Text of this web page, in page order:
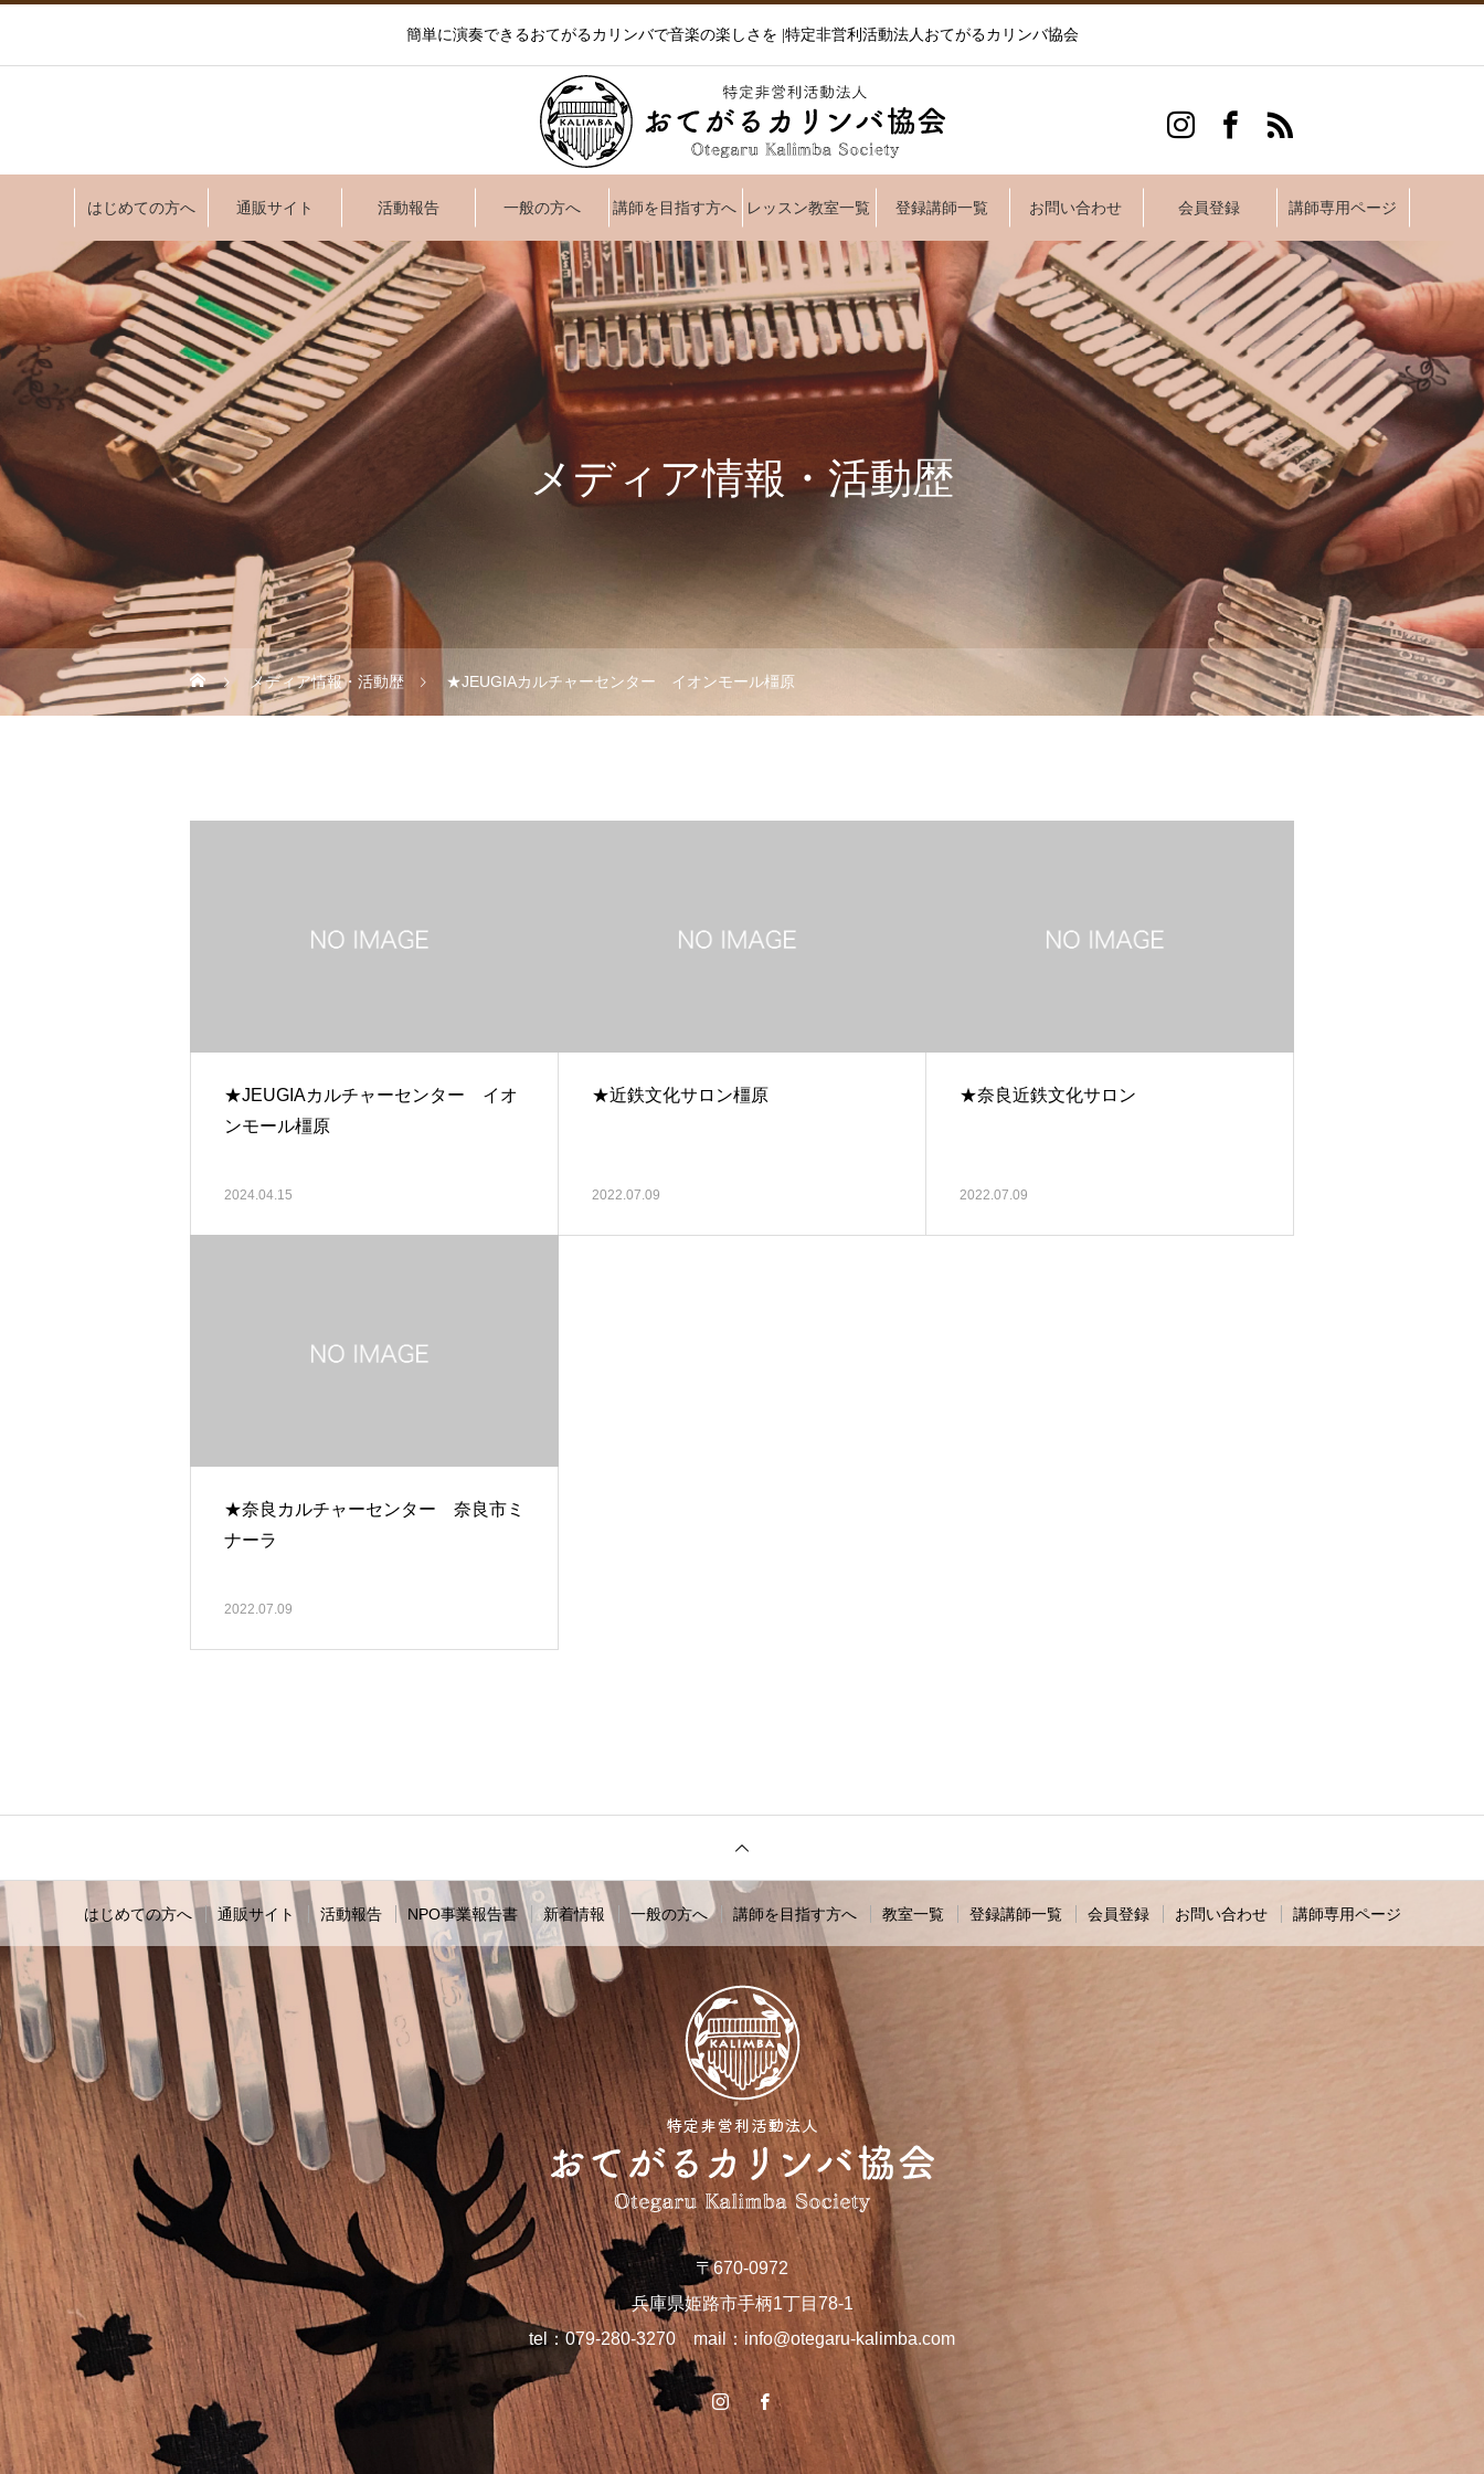
簡単に演奏できるおてがるカリンバで音楽の楽しさを |特定非営利活動法人おてがるカリンバ協会
はじめての方へ 通販サイト 活動報告 一般の方へ 講師を目指す方へ レッスン教室一覧 登録講師一覧 お問い合わせ 会員登録 講師専用ページ
メディア情報・活動歴
メディア情報・活動歴 ★JEUGIAカルチャーセンター イオンモール橿原
★JEUGIAカルチャーセンター イオ
ンモール橿原
2024.04.15
★近鉄文化サロン橿原
2022.07.09
★奈良近鉄文化サロン
2022.07.09
★奈良カルチャーセンター 奈良市ミ
ナーラ
2022.07.09
〒670-0972
兵庫県姫路市手柄1丁目78-1
tel：079-280-3270 mail：info@otegaru-kalimba.com
はじめての方へ 通販サイト 活動報告 NPO事業報告書 新着情報 一般の方へ 講師を目指す方へ 教室一覧 登録講師一覧 会員登録 お問い合わせ 講師専用ページ